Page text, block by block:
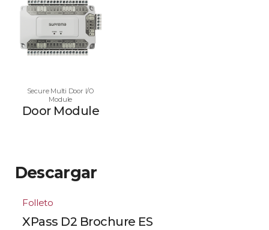
Secure Multi Door I/O
Module
Door Module
Descargar
Folleto
XPass D2 Brochure ES